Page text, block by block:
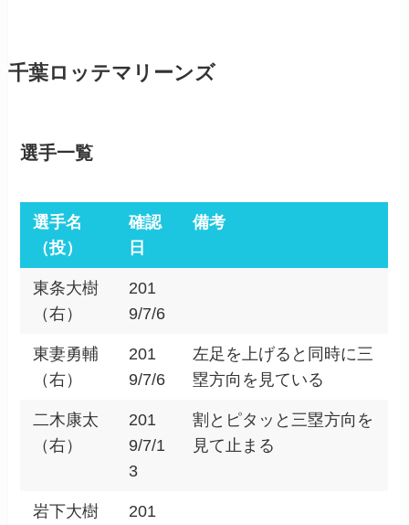
千葉ロッテマリーンズ
選手一覧
選手名
（投）
確認
日
備考
東条大樹
（右）
201
9/7/6
東妻勇輔
（右）
201
9/7/6
左足を上げると同時に三
塁方向を見ている
二木康太
（右）
201
9/7/1
3
割とピタッと三塁方向を
見て止まる
岩下大樹
201